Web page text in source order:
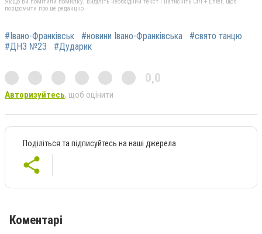
повідомити про це редакцію
#Івано-Франківськ #новини Івано-Франківська
#свято танцю
#ДНЗ №23
#Дударик
0,0
Авторизуйтесь, щоб оцінити
Поділіться та підписуйтесь на наші джерела
Коментарі